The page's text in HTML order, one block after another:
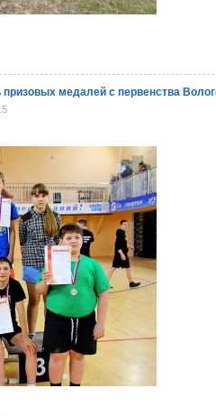
медалей с первенства